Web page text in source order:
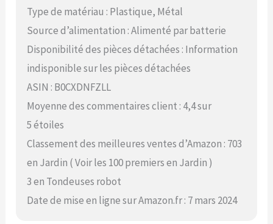
Type de matériau : Plastique, Métal
Source d’alimentation : Alimenté par batterie
Disponibilité des pièces détachées : Information
indisponible sur les pièces détachées
ASIN : B0CXDNFZLL
Moyenne des commentaires client : 4,4 sur
5 étoiles
Classement des meilleures ventes d’Amazon : 703
en Jardin ( Voir les 100 premiers en Jardin )
3 en Tondeuses robot
Date de mise en ligne sur Amazon.fr : 7 mars 2024